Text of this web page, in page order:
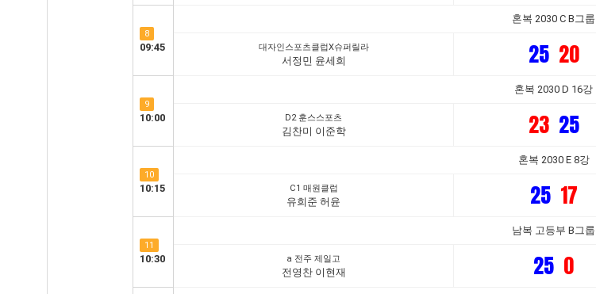
8
09:45
혼복 2030 C B그룹
대자인스포츠클럽X슈퍼릴라
서정민 윤세희 25 20
9
10:00
혼복 2030 D 16강
D2 훈스스포츠
김찬미 이준학 23 25
10
10:15
혼복 2030 E 8강
C1 매원클럽
유희준 허윤 25 17
11
10:30
남복 고등부 B그룹
a 전주 제일고
전영찬 이현재 25 0